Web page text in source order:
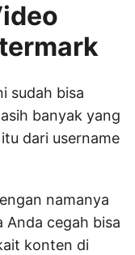
sudah bisa
banyak yang
dari username
namanya
Anda cegah bisa
konten di